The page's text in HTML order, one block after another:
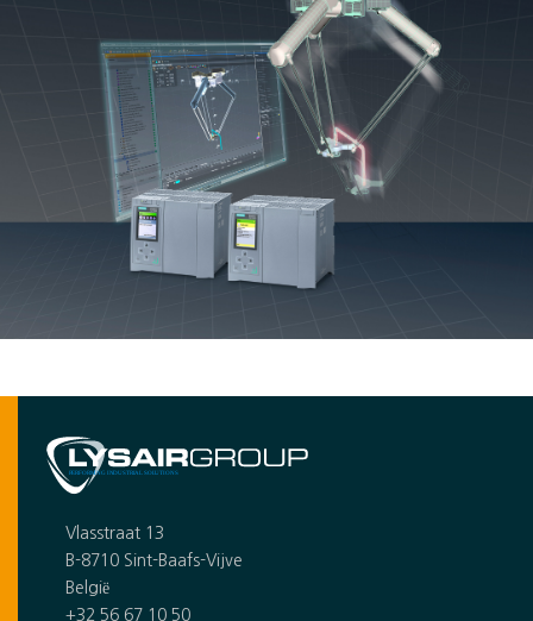
Vlasstraat 13
B-8710 Sint-Baafs-Vijve
België
+32 56 67 10 50